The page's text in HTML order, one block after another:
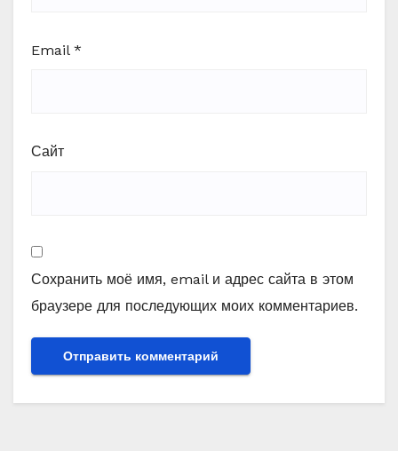
Email *
Сайт
Сохранить моё имя, email и адрес сайта в этом
браузере для последующих моих комментариев.